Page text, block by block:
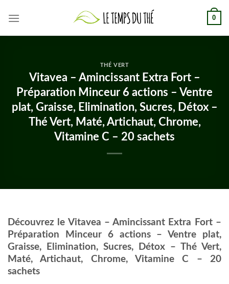
0
THÉ VERT
Vitavea – Amincissant Extra Fort –
Préparation Minceur 6 actions – Ventre
plat, Graisse, Elimination, Sucres, Détox –
Thé Vert, Maté, Artichaut, Chrome,
Vitamine C – 20 sachets
Découvrez le Vitavea – Amincissant Extra Fort –
Préparation Minceur 6 actions – Ventre plat,
Graisse, Elimination, Sucres, Détox – Thé Vert,
Maté, Artichaut, Chrome, Vitamine C – 20
sachets